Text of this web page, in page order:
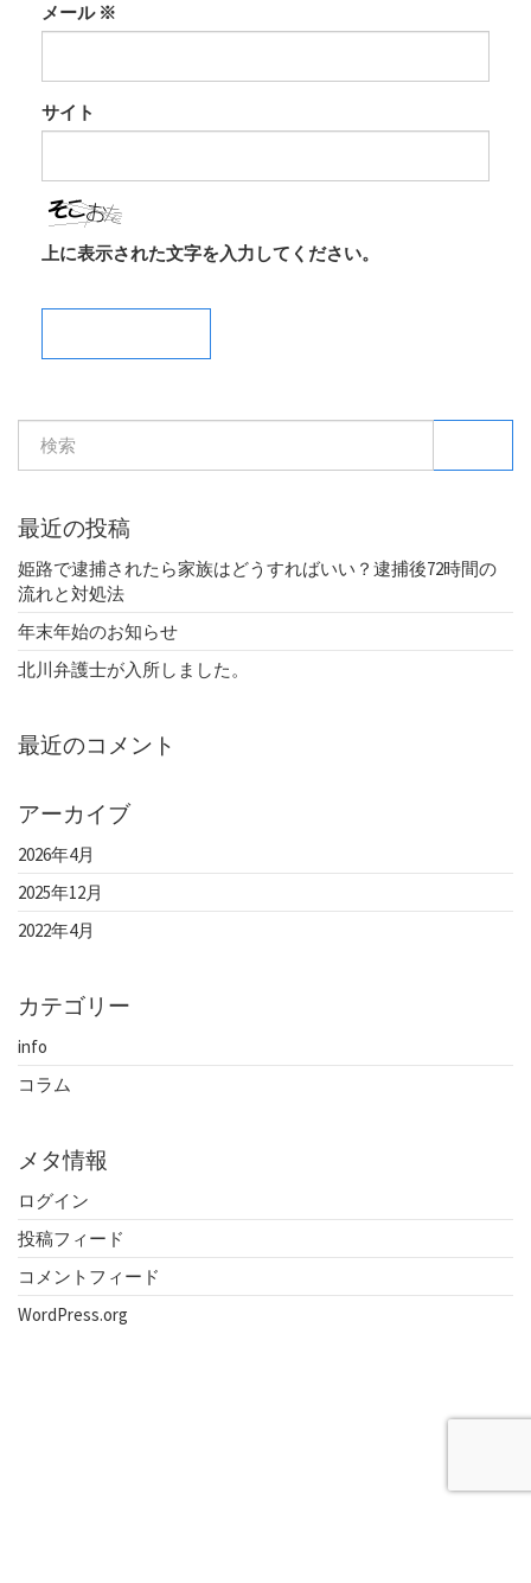
メール ※
サイト
上に表示された文字を入力してください。
最近の投稿
姫路で逮捕されたら家族はどうすればいい？逮捕後72時間の
流れと対処法
年末年始のお知らせ
北川弁護士が入所しました。
最近のコメント
アーカイブ
2026年4月
2025年12月
2022年4月
カテゴリー
info
コラム
メタ情報
ログイン
投稿フィード
コメントフィード
WordPress.org